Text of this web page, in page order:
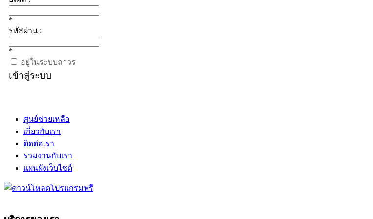
*
รหัสผ่าน :
*
อยู่ในระบบถาวร
เข้าสู่ระบบ
ศูนย์ช่วยเหลือ
เกี่ยวกับเรา
ติดต่อเรา
ร่วมงานกับเรา
แผนผังเว็บไซต์